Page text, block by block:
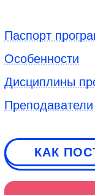
Паспорт
Особенности
Дисциплины
Преподаватели
КАК